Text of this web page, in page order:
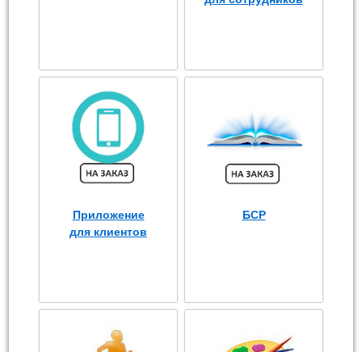
Приложение
для клиентов
БСР